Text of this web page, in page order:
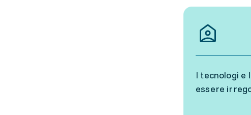
I tecnologi e
essere